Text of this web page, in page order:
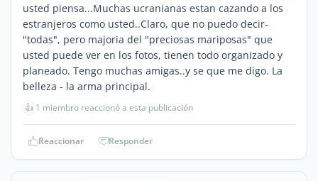
usted piensa...Muchas ucranianas estan cazando a los
estranjeros como usted..Claro, que no puedo decir-
"todas", pero majoria del "preciosas mariposas" que
usted puede ver en los fotos, tienen todo organizado y
planeado. Tengo muchas amigas..y se que me digo. La
belleza - la arma principal.
👍 1 miembro reaccionó a esta publicación
Reaccionar Responder